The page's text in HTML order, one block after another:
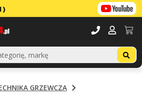
GRZEWCZA